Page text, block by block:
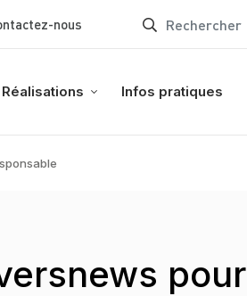
nous
Réalisations Infos pratiques
pour